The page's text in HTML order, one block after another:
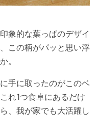
象的な葉っぱのデザイ
この柄がパッと思い浮
。
手に取ったのがこのベ
れ1つ食卓にあるだけ
、我が家でも大活躍し